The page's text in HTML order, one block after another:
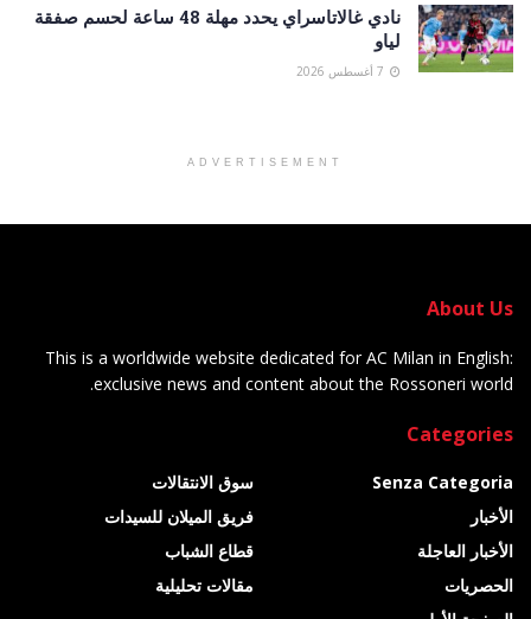
نادي غالاتاسراي يحدد مهلة 48 ساعة لحسم صفقة
لياو
ADVERTISEMENT
About Us
This is a worldwide website dedicated for AC Milan in English:
exclusive news and content about the Rossoneri world.
Categories
Senza Categoria
الأخبار
الأخبار العاجلة
الحصريات
سوق الانتقالات
فريق الميلان للسيدات
قطاع الشباب
مقالات تحليلية